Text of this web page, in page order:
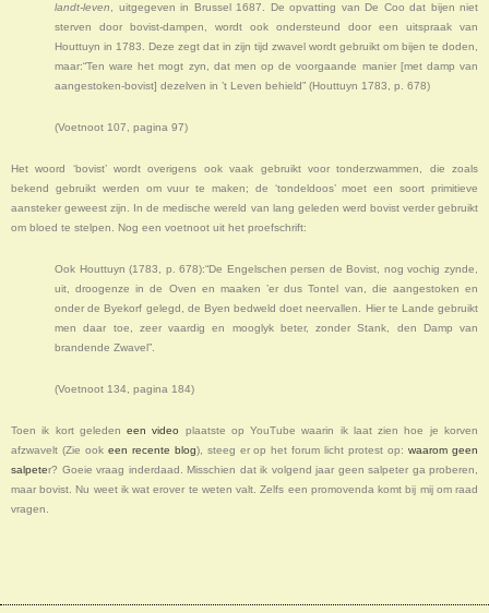
landt-leven , uitgegeven in Brussel 1687. De opvatting van De Coo dat bijen niet
sterven door bovist-dampen, wordt ook ondersteund door een uitspraak van
Houttuyn in 1783. Deze zegt dat in zijn tijd zwavel wordt gebruikt om bijen te doden,
maar:“Ten ware het mogt zyn, dat men op de voorgaande manier [met damp van
aangestoken-bovist] dezelven in ’t Leven behield” (Houttuyn 1783, p. 678)
(Voetnoot 107, pagina 97)
Het woord ‘bovist’ wordt overigens ook vaak gebruikt voor tonderzwammen, die zoals
bekend gebruikt werden om vuur te maken; de ‘tondeldoos’ moet een soort primitieve
aansteker geweest zijn. In de medische wereld van lang geleden werd bovist verder gebruikt
om bloed te stelpen. Nog een voetnoot uit het proefschrift:
Ook Houttuyn (1783, p. 678):“De Engelschen persen de Bovist, nog vochig zynde,
uit, droogenze in de Oven en maaken ’er dus Tontel van, die aangestoken en
onder de Byekorf gelegd, de Byen bedweld doet neervallen. Hier te Lande gebruikt
men daar toe, zeer vaardig en mooglyk beter, zonder Stank, den Damp van
brandende Zwavel”.
(Voetnoot 134, pagina 184)
Toen ik kort geledeneen video
plaatste op YouTube waarin ik laat zien hoe je korven
afzwavelt (Zie ook een recente blog), steeg er op het forum licht protest op:waarom geen
salpeter? Goeie vraag inderdaad. Misschien dat ik volgend jaar geen salpeter ga proberen,
maar bovist. Nu weet ik wat erover te weten valt. Zelfs een promovenda komt bij mij om raad
vragen.